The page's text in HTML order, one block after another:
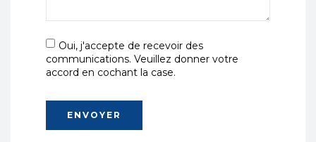
Oui, j'accepte de recevoir des
communications. Veuillez donner votre
accord en cochant la case.